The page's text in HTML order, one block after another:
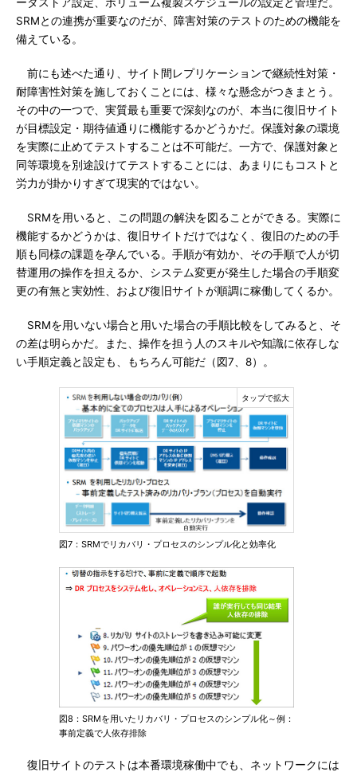
SRMとの連携が重要なのだが、障害対策のテストのための機能を
備えている。
前にも述べた通り、サイト間レプリケーションで継続性対策・
耐障害性対策を施しておくことには、様々な懸念がつきまとう。
その中の一つで、実質最も重要で深刻なのが、本当に復旧サイト
が目標設定・期待値通りに機能するかどうかだ。保護対象の環境
を実際に止めてテストすることは不可能だ。一方で、保護対象と
同等環境を別途設けてテストすることには、あまりにもコストと
労力が掛かりすぎて現実的ではない。
SRMを用いると、この問題の解決を図ることができる。実際に
機能するかどうかは、復旧サイトだけではなく、復旧のための手
順も同様の課題を孕んでいる。手順が有効か、その手順で人が切
替運用の操作を担えるか、システム変更が発生した場合の手順変
更の有無と実効性、および復旧サイトが順調に稼働してくるか。
SRMを用いない場合と用いた場合の手順比較をしてみると、そ
の差は明らかだ。また、操作を担う人のスキルや知識に依存しな
い手順定義と設定も、もちろん可能だ（図7、8）。
図7：SRMでリカバリ・プロセスのシンプル化と効率化
図8：SRMを用いたリカバリ・プロセスのシンプル化～例：
事前定義で人依存排除
復旧サイトのテストは本番環境稼働中でも、ネットワークには